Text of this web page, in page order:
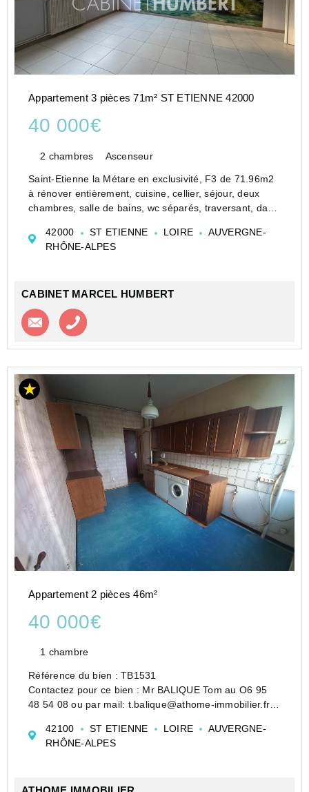
Appartement 3 pièces 71m² ST ETIENNE 42000
40 000€
2 chambres Ascenseur
Saint-Etienne la Métare en exclusivité, F3 de 71.96m2
à rénover entièrement, cuisine, cellier, séjour, deux
chambres, salle de bains, wc séparés, traversant, dans
DESSERT 0651315055 Cabinet Humbert agent
commercial ...
42000 ST ETIENNE LOIRE
AUVERGNE-
RHÔNE-ALPES
CABINET MARCEL HUMBERT
Contacter l'agence
Appartement 2 pièces 46m²
40 000€
1 chambre
Référence du bien : TB1531
Contactez pour ce bien : Mr BALIQUE Tom au O6 95
48 54 08 ou par mail: t.balique@athome-immobilier.fr
Fraissinette à Saint-Étienne.
Appartement a rénover, T2 46m², situé au rez-...
42100 ST ETIENNE LOIRE
AUVERGNE-
RHÔNE-ALPES